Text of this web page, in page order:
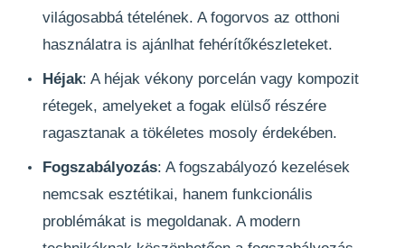
világosabbá tételének. A fogorvos az otthoni
használatra is ajánlhat fehérítőkészleteket.
Héjak: A héjak vékony porcelán vagy kompozit
rétegek, amelyeket a fogak elülső részére
ragasztanak a tökéletes mosoly érdekében.
Fogszabályozás: A fogszabályozó kezelések
nemcsak esztétikai, hanem funkcionális
problémákat is megoldanak. A modern